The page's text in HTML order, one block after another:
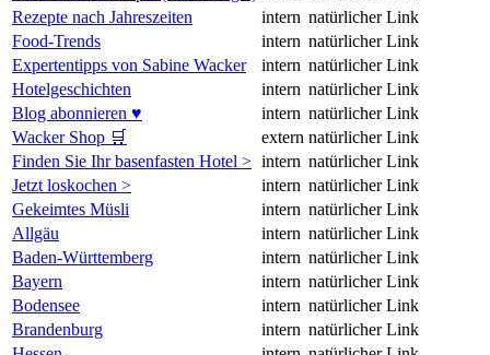
Rezepte nach Jahreszeiten
intern natürlicher Link
Food-Trends
intern natürlicher Link
Expertentipps von Sabine Wacker
intern natürlicher Link
Hotelgeschichten
intern natürlicher Link
Blog abonnieren ♥
intern natürlicher Link
Wacker Shop 🛒
extern natürlicher Link
Finden Sie Ihr basenfasten Hotel > intern natürlicher Link
Jetzt loskochen >
intern natürlicher Link
Gekeimtes Müsli
intern natürlicher Link
Allgäu
intern natürlicher Link
Baden-Württemberg
intern natürlicher Link
Bayern
intern natürlicher Link
Bodensee
intern natürlicher Link
Brandenburg
intern natürlicher Link